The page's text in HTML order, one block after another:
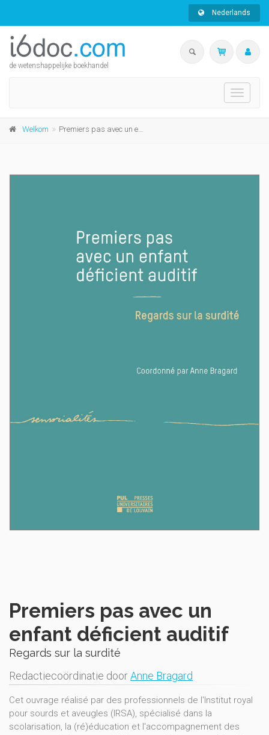
Nederlands
de wetenshappelijke boekhandel
Toggle
Welkom Premiers pas avec un enfant déficient auditif
Premiers pas avec un
enfant déficient auditif
Regards sur la surdité
Redactiecoördinatie doorAnne Bragard
Cet ouvrage réalisé par des professionnels de l'Institut royal
pour sourds et aveugles (IRSA), spécialisé dans la
scolarisation, la (ré)éducation et l'accompagnement des